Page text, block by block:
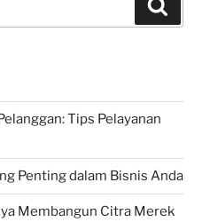
Tips Pelayanan
Penting dalam Bisnis Anda
Membangun Citra Merek